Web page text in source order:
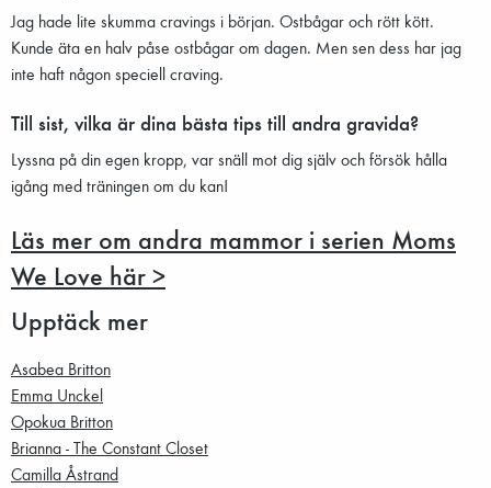
Jag hade lite skumma cravings i början. Ostbågar och rött kött.
Kunde äta en halv påse ostbågar om dagen. Men sen dess har jag
inte haft någon speciell craving.
Till sist, vilka är dina bästa tips till andra gravida?
Lyssna på din egen kropp, var snäll mot dig själv och försök hålla
igång med träningen om du kan!
Läs mer om andra mammor i serien Moms
We Love här >
Upptäck mer
Asabea Britton
Emma Unckel
Opokua Britton
Brianna - The Constant Closet
Camilla Åstrand